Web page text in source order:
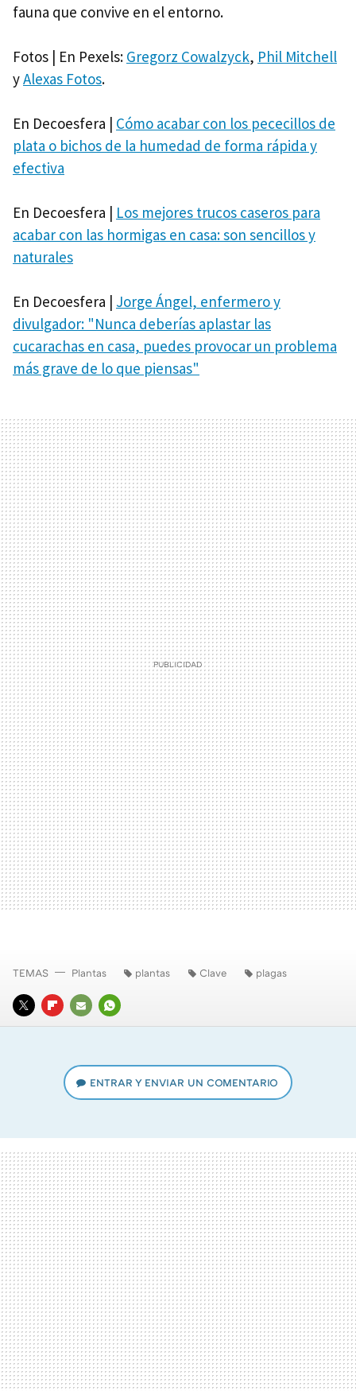
fauna que convive en el entorno.
Fotos | En Pexels: Gregorz Cowalzyck, Phil Mitchell
yAlexas Fotos.
En Decoesfera | Cómo acabar con los pececillos de
plata o bichos de la humedad de forma rápida y
efectiva
En Decoesfera | Los mejores trucos caseros para
acabar con las hormigas en casa: son sencillos y
naturales
En Decoesfera | Jorge Ángel, enfermero y
divulgador: "Nunca deberías aplastar las
cucarachas en casa, puedes provocar un problema
más grave de lo que piensas"
TWITTERFLIPBOARD
E-
WHATSAPP
TEMAS Plantas plantas Clave plagas
ENTRAR Y ENVIAR UN COMENTARIO